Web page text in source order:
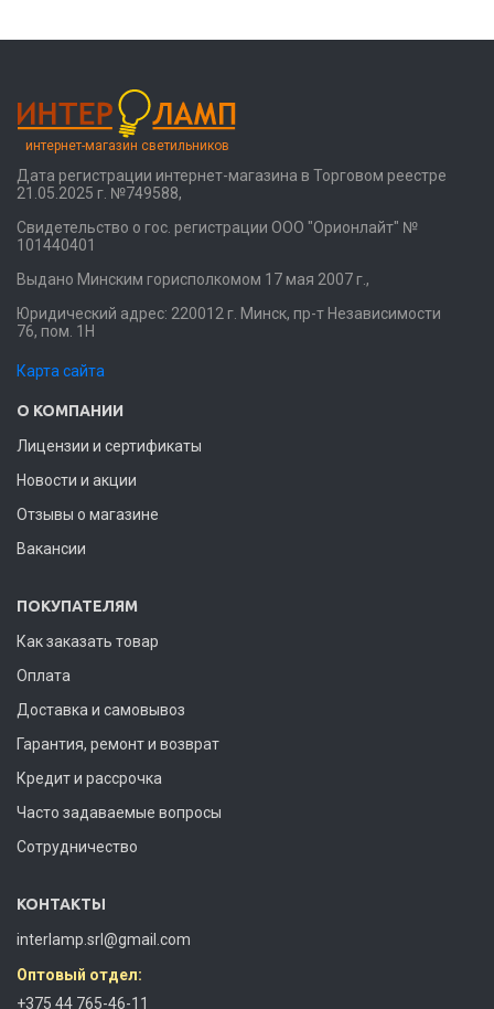
интернет-магазин светильников
Дата регистрации интернет-магазина в Торговом реестре
21.05.2025 г. №749588,
Свидетельство о гос. регистрации ООО "Орионлайт" №
101440401
Выдано Минским горисполкомом 17 мая 2007 г.,
Юридический адрес: 220012 г. Минск, пр-т Независимости
76, пом. 1Н
Карта сайта
О КОМПАНИИ
Лицензии и сертификаты
Новости и акции
Отзывы о магазине
Вакансии
ПОКУПАТЕЛЯМ
Как заказать товар
Оплата
Доставка и самовывоз
Гарантия, ремонт и возврат
Кредит и рассрочка
Часто задаваемые вопросы
Сотрудничество
КОНТАКТЫ
interlamp.srl@gmail.com
Оптовый отдел:
+375 44 765-46-11